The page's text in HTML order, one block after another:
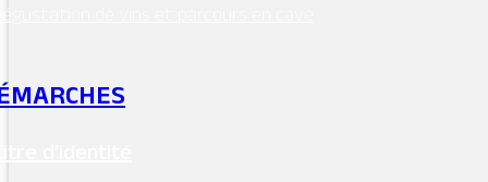
de vins et parcours en cave
d’identité